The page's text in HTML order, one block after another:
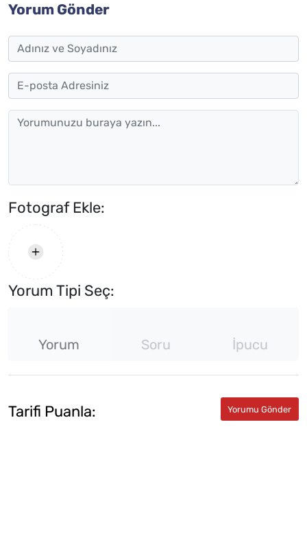
Yorum Gönder
Fotograf Ekle:
Yorum Tipi Seç:
Yorum Soru İpucu
Tarifi Puanla: